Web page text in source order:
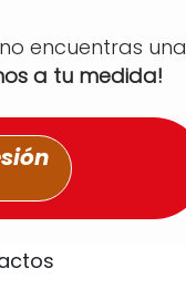
encuentras una
a tu medida!